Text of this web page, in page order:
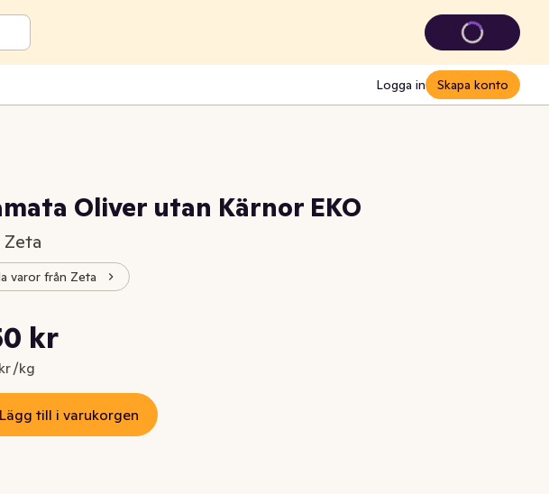
Logga in Skapa konto
Oliver utan Kärnor EKO
Zeta
varor från Zeta
pris är: 37,50 kr
kr
/kg
220,59 kr /kg
Lägg till i varukorgen